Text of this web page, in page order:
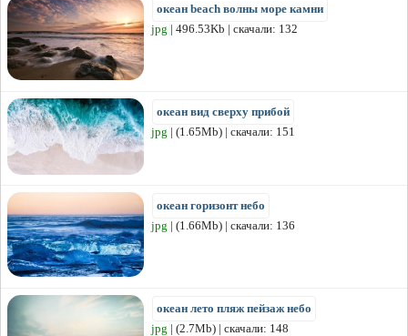
океан beach волны море камни
jpg | 496.53Kb | скачали: 132
океан вид сверху прибой
jpg | (1.65Mb) | скачали: 151
океан горизонт небо
jpg | (1.66Mb) | скачали: 136
океан лето пляж пейзаж небо
jpg | (2.7Mb) | скачали: 148